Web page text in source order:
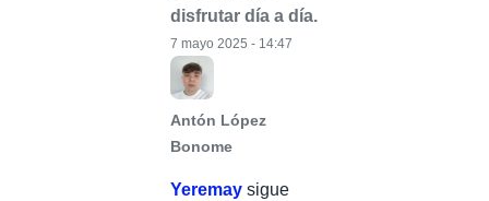
disfrutar día a día.
Antón López
Bonome
7 mayo 2025 - 14:47
Yeremay sigue